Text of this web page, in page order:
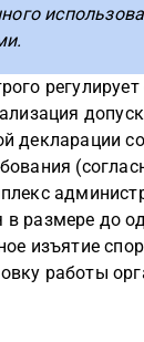
декларации
размере до
изъятие
работы